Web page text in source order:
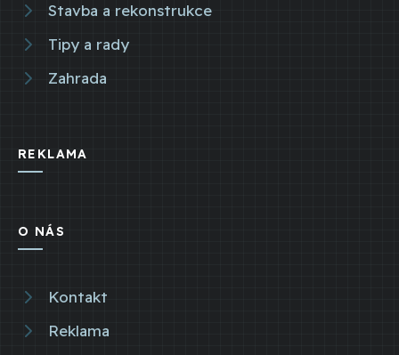
Stavba a rekonstrukce
Tipy a rady
Zahrada
REKLAMA
O NÁS
Kontakt
Reklama